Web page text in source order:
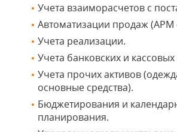
Учета взаиморасчетов с
Автоматизации продаж (АРМ
Учета реализации.
Учета банковских и
Учета прочих активов
основные средства).
Бюджетирования и
планирования.